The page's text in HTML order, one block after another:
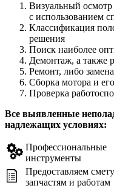
Визуальный осмотр
с использованием
Классификация
решения
Поиск наиболее
Демонтаж, а также
Ремонт, либо
Сборка мотора и
Проверка
Все выявленные
надлежащих условиях:
Профессиональные
инструменты
Предоставляем
запчастям и работам